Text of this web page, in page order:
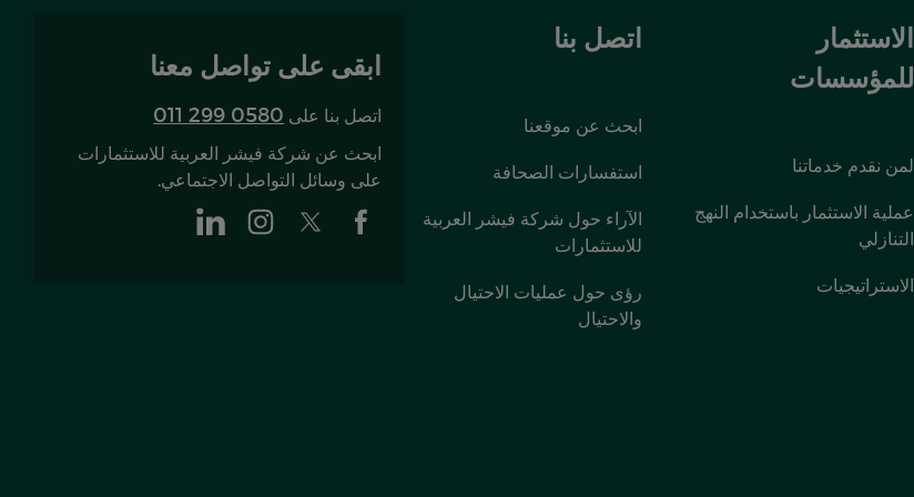
الاستثمار
للمؤسسات
لمن نقدم خدماتنا
عملية الاستثمار باستخدام النهج
التنازلي
الاستراتيجيات
اتصل بنا
ابحث عن موقعنا
استفسارات الصحافة
الآراء حول شركة فيشر العربية
للاستثمارات
رؤى حول عمليات الاحتيال
والاحتيال
ابقى على تواصل معنا
اتصل بنا على 011 299 0580
ابحث عن شركة فيشر العربية للاستثمارات
على وسائل التواصل الاجتماعي.